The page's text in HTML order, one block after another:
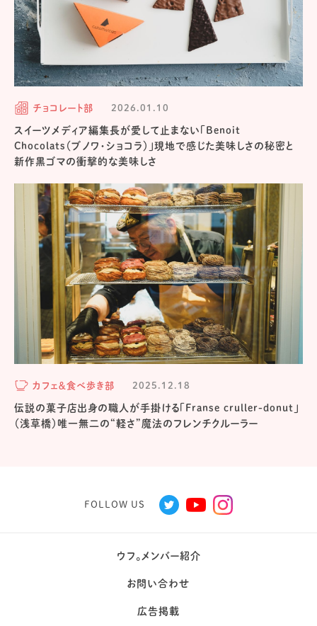
チョコレート部 2026.01.10
スイーツメディア編集長が愛して止まない「Benoit
Chocolats（ブノワ・ショコラ）」現地で感じた美味しさの秘密と
新作黒ゴマの衝撃的な美味しさ
カフェ＆食べ歩き部 2025.12.18
伝説の菓子店出身の職人が手掛ける「Franse cruller-donut」
（浅草橋）唯一無二の“軽さ”魔法のフレンチクルーラー
FOLLOW US
ウフ。メンバー紹介
お問い合わせ
広告掲載